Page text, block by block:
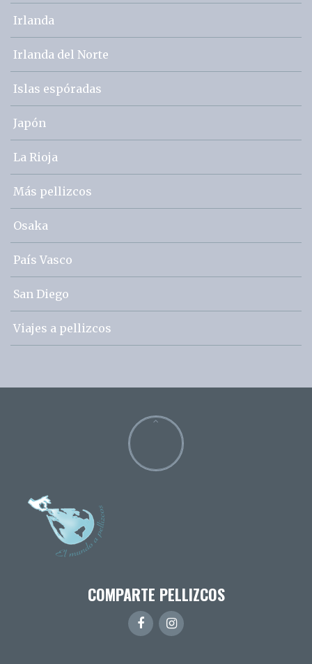
Irlanda
Irlanda del Norte
Islas espóradas
Japón
La Rioja
Más pellizcos
Osaka
País Vasco
San Diego
Viajes a pellizcos
COMPARTE PELLIZCOS